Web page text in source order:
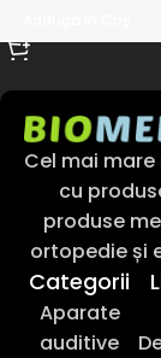
Cel mai
cu
produse
ortopedie și
Categorii
Aparate
auditive